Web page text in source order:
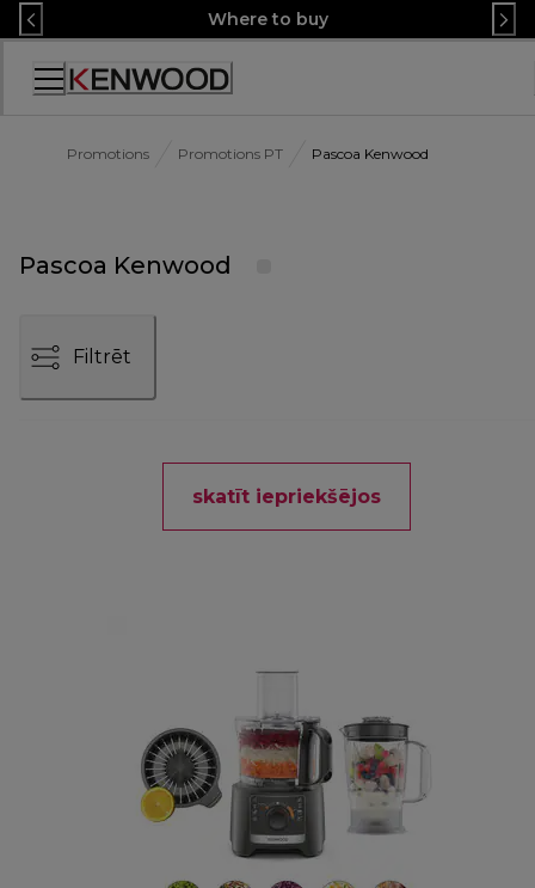
Skip
to
Content
Where to buy
Accessibility
Promotions Promotions PT Pascoa Kenwood
Pascoa Kenwood
Filtrēt
skatīt iepriekšējos